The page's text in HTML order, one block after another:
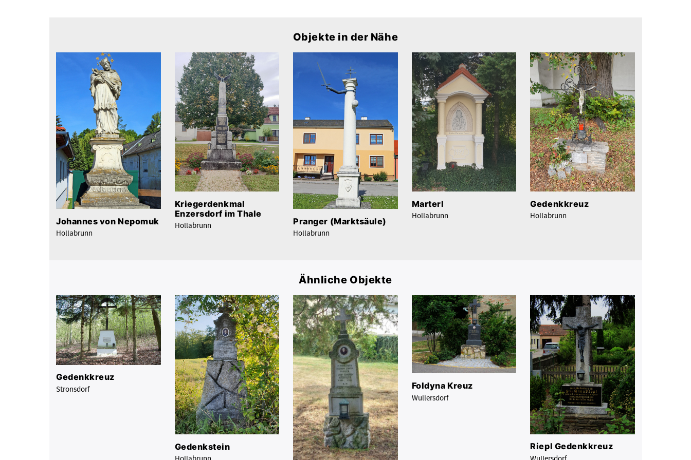
Objekte in der Nähe
Johannes von Nepomuk
Hollabrunn
Kriegerdenkmal
Enzersdorf im Thale
Hollabrunn
Pranger (Marktsäule)
Hollabrunn
Marterl
Hollabrunn
Gedenkkreuz
Hollabrunn
Ähnliche Objekte
Gedenkkreuz
Stronsdorf
Gedenkstein
Foldyna Kreuz
Wullersdorf
Riepl Gedenkkreuz